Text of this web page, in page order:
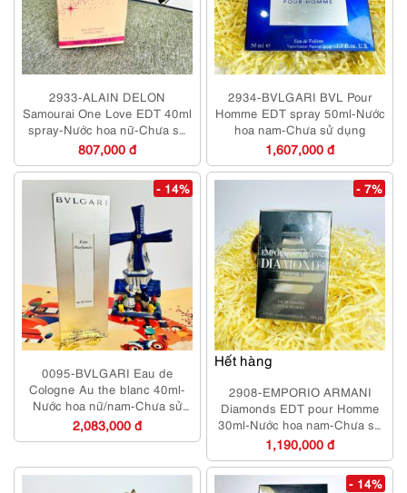
2933-ALAIN DELON
Samourai One Love EDT 40ml
spray-Nước hoa nữ-Chưa sử
dụng
807,000 đ
2934-BVLGARI BVL Pour
Homme EDT spray 50ml-Nước
hoa nam-Chưa sử dụng
1,607,000 đ
- 14%
0095-BVLGARI Eau de
Cologne Au the blanc 40ml-
Nước hoa nữ/nam-Chưa sử
dụng
2,083,000 đ
Hết hàng
- 7%
2908-EMPORIO ARMANI
Diamonds EDT pour Homme
30ml-Nước hoa nam-Chưa sử
dụng
1,190,000 đ
- 14%